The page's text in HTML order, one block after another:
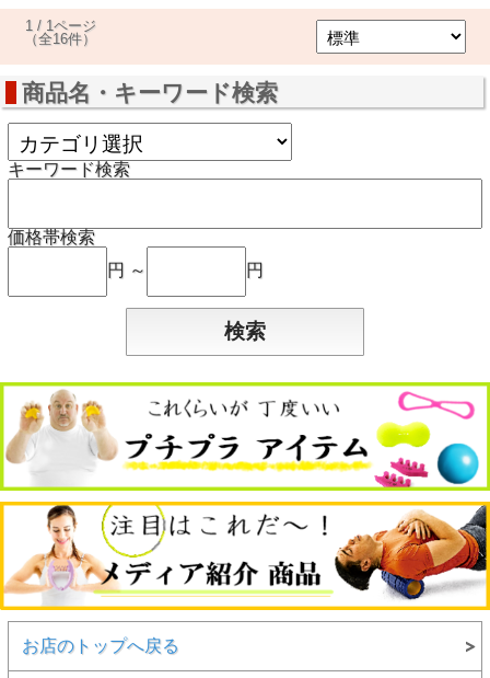
1 / 1ページ
（全16件）
商品名・キーワード検索
キーワード検索
価格帯検索
円 ～
円
お店のトップへ戻る